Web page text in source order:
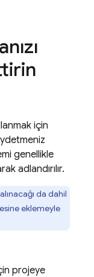
için
genellikle
adlandırılır.
da dahil
eklemeyle
projeye